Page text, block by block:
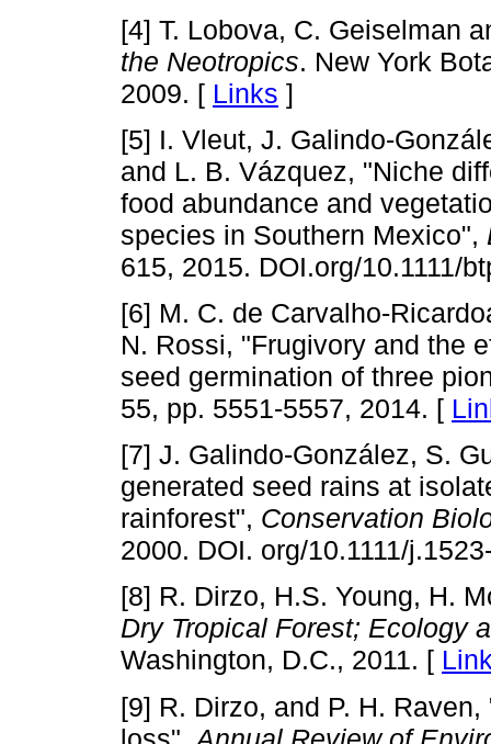
[4] T. Lobova, C. Geiselman
the Neotropics. New York
2009. [ Links ]
[5] I. Vleut, J. Galindo-
and L. B. Vázquez, "Niche
food abundance and
species in Southern Mexico",
615, 2015. DOI.org/10.1111/
[6] M. C. de Carvalho-
N. Rossi, "Frugivory and the
seed germination of three
55, pp. 5551-5557, 2014. [
[7] J. Galindo-González, S.
generated seed rains at
rainforest", Conservation
2000. DOI. org/10.1111/
[8] R. Dirzo, H.S. Young, H.
Dry Tropical Forest; Ecology
Washington, D.C., 2011. [
[9] R. Dirzo, and P. H.